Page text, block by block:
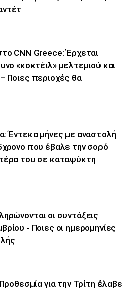
CNN Greece: Έρχεται
«κοκτέιλ» μελτεμιού και
Ποιες περιοχές θα
Έντεκα μήνες με αναστολή
που έβαλε την σορό
του σε καταψύκτη
οι συντάξεις
- Ποιες οι ημερομηνίες
για την Τρίτη έλαβε